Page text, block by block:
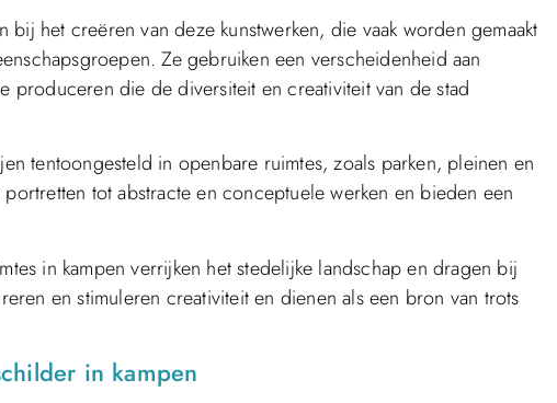
bij het creëren van deze kunstwerken, die vaak worden gemaakt
Ze gebruiken een verscheidenheid aan
produceren die de diversiteit en creativiteit van de stad
tentoongesteld in openbare ruimtes, zoals parken, pleinen en
tot abstracte en conceptuele werken en bieden een
in kampen verrijken het stedelijke landschap en dragen bij
en stimuleren creativiteit en dienen als een bron van trots
in kampen